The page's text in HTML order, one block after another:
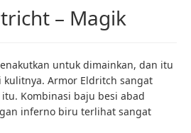
– Magik
untuk dimainkan, dan itu
Armor Eldritch sangat
Kombinasi baju besi abad
inferno biru terlihat sangat